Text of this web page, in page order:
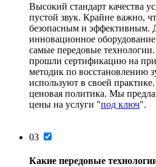
Высокий стандарт качества
пустой звук. Крайне важно,
безопасным и эффективным.
инновационное
самые передовые
прошли сертификацию на
методик по восстановлению
используют в своей
ценовая политика. Мы
цены на услуги "под ключ".
03
Какие передовые